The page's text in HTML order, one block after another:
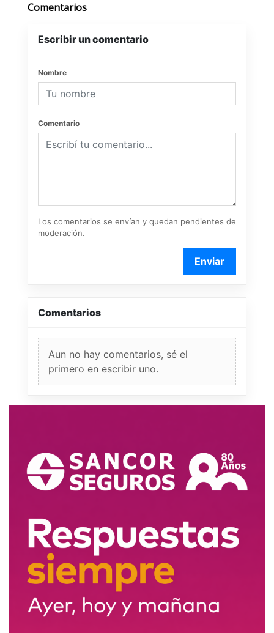
Comentarios
Escribir un comentario
Nombre
Comentario
Los comentarios se envían y quedan pendientes de
moderación.
Enviar
Comentarios
Aun no hay comentarios, sé el
primero en escribir uno.